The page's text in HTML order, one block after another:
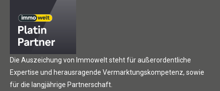
Die Auszeichung von Immowelt steht für außerordentliche
Expertise und herausragende Vermarktungskompetenz, sowie
für die langjährige Partnerschaft.